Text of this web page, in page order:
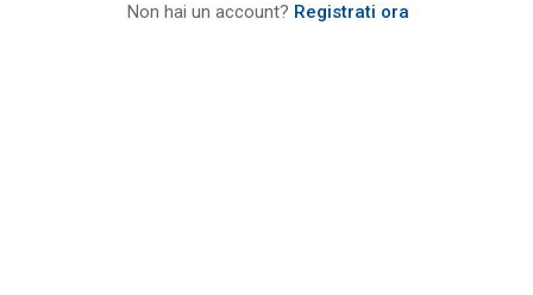
Non hai un account? Registrati ora